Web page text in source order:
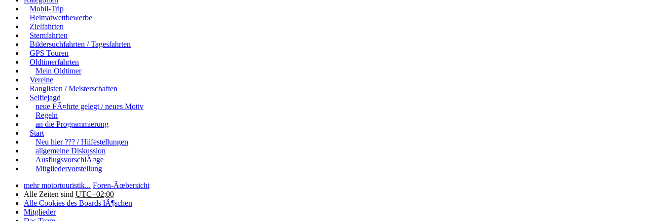
Mobil-Trip
Heimatwettbewerbe
Zielfahrten
Sternfahrten
Bildersuchfahrten / Tagesfahrten
GPS Touren
Oldtimerfahrten
Mein Oldtimer
Vereine
Ranglisten / Meisterschaften
Selfiejagd
neue FÃ¤hrte gelegt / neues Motiv
Regeln
an die Programmierung
Start
Neu hier ??? / Hilfestellungen
allgemeine Diskussion
AusflugsvorschlÃ¤ge
Mitgliedervorstellung
mehr motortouristik... Foren-Ãœbersicht
Alle Zeiten sind UTC+02:00
Alle Cookies des Boards lÃ¶schen
Mitglieder